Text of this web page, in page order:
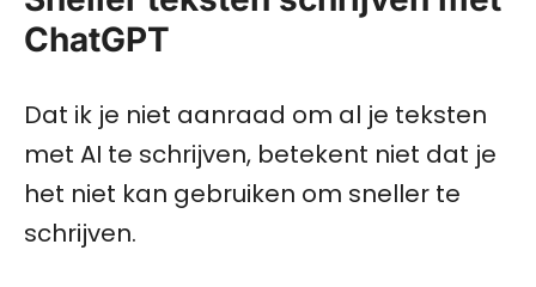
ChatGPT
Dat ik je niet aanraad om al je teksten
met AI te schrijven, betekent niet dat je
het niet kan gebruiken om sneller te
schrijven.